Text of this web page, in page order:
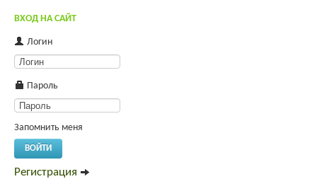
ВХОД НА САЙТ
Логин
Пароль
Запомнить меня
ВОЙТИ
Регистрация